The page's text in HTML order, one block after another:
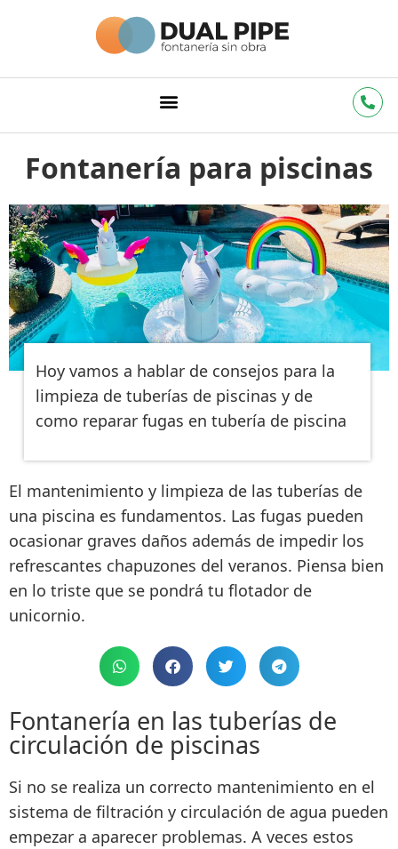
Fontanería para piscinas
Hoy vamos a hablar de consejos para la
limpieza de tuberías de piscinas y de
como reparar fugas en tubería de piscina
El mantenimiento y limpieza de las tuberías de
una piscina es fundamentos. Las fugas pueden
ocasionar graves daños además de impedir los
refrescantes chapuzones del veranos. Piensa bien
en lo triste que se pondrá tu flotador de
unicornio.
Fontanería en las tuberías de
circulación de piscinas
Si no se realiza un correcto mantenimiento en el
sistema de filtración y circulación de agua pueden
empezar a aparecer problemas. A veces estos